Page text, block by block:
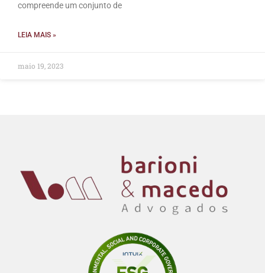
compreende um conjunto de
LEIA MAIS »
maio 19, 2023